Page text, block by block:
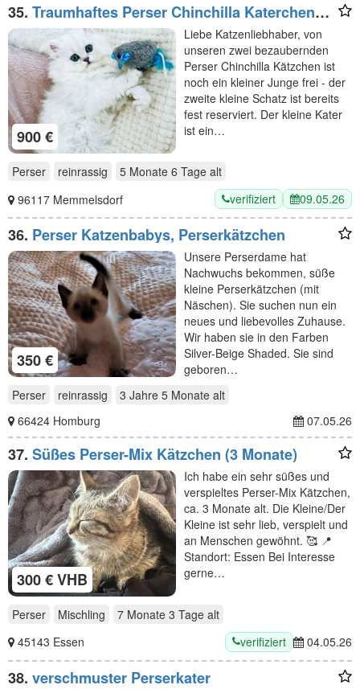
35. Traumhaftes Perser Chinchilla Katerchen
mit klassischem Näschen sucht liebevolles
Zuhause
900 €
Liebe Katzenliebhaber, von
unseren zwei bezaubernden
Perser Chinchilla Kätzchen ist
noch ein kleiner Junge frei - der
zweite kleine Schatz ist bereits
fest reserviert. Der kleine Kater
ist ein…
Perser reinrassig 5 Monate 6 Tage alt
96117 Memmelsdorf
verifiziert 09.05.26
36. Perser Katzenbabys, Perserkätzchen
350 €
Unsere Perserdame hat
Nachwuchs bekommen, süße
kleine Perserkätzchen (mit
Näschen). Sie suchen nun ein
neues und liebevolles Zuhause.
Wir haben sie in den Farben
Silver-Beige Shaded. Sie sind
geboren…
Perser
reinrassig 3 Jahre 5 Monate alt
66424 Homburg
07.05.26
37. Süßes Perser-Mix Kätzchen (3 Monate)
300 € VHB
Ich habe ein sehr süßes und
verspieltes Perser-Mix Kätzchen,
ca. 3 Monate alt. Die Kleine/Der
Kleine ist sehr lieb, verspielt und
an Menschen gewöhnt. 🥰 📍
Standort: Essen Bei Interesse
gerne…
Perser Mischling 7 Monate 3 Tage alt
45143 Essen
verifiziert 04.05.26
38. verschmuster Perserkater